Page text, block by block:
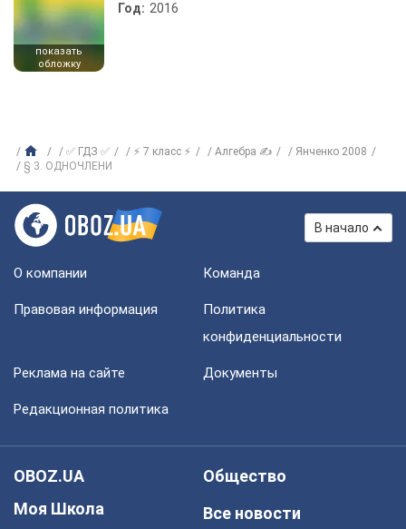
показать
обложку
Год: 2016
✅ ГДЗ ✅ ⚡ 7 класс ⚡ Алгебра ✍
Янченко 2008
§ 3. ОДНОЧЛЕНИ
В начало
О компании Команда
Правовая информация
Политика
конфиденциальности
Реклама на сайте Документы
Редакционная политика
OBOZ.UA
Моя Школа
Общество
Все новости